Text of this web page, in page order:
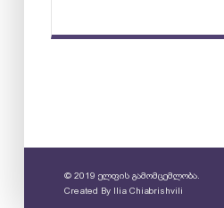
© 2019 ელფის გამომცემლობა.
Created By Ilia Chiabrishvili